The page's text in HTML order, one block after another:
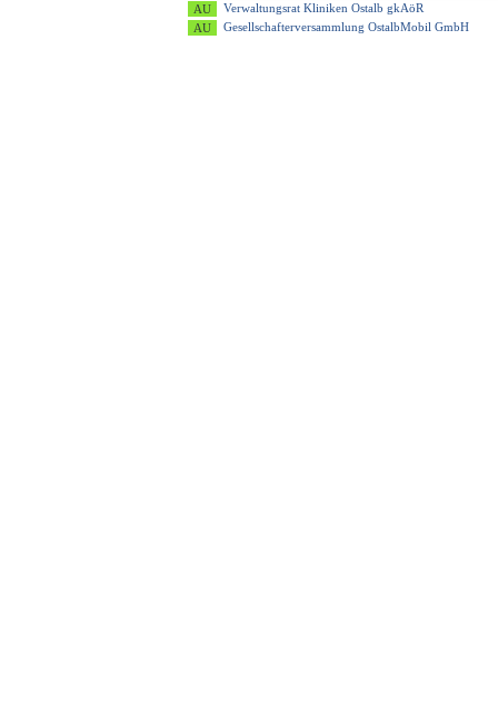
Verwaltungsrat Kliniken Ostalb gkAöR
Gesellschafterversammlung OstalbMobil GmbH